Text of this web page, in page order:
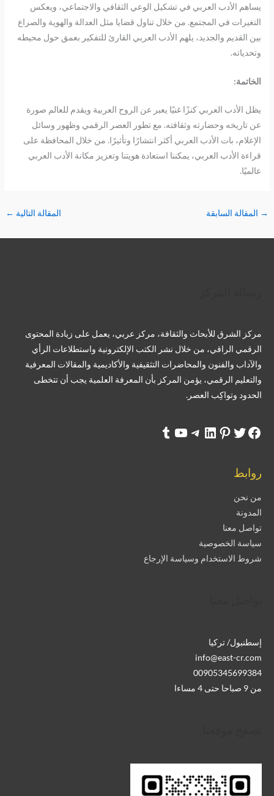
يساهم الأدب العربي في تشكيل الوعي الثقافي والاجتماعي، ويعكس
التغيرات في المجتمع. من خلال تناول قضايا مثل العدالة والهوية والصراع
بين القديم والجديد، يلهم الأدب العربي القارئ للتفكير بعمق حول محيطه
وتحدياته.
الخاتمة:
يظل الأدب العربي كنزًا غنيًا يعبر عن الروح العربية ويقدم للعالم صورة
عن تاريخه وحضارته وثقافته. مع تطور العصر الرقمي وظهور وسائل
الإعلام، بات الأدب العربي أكثر انتشارًا وتأثيرًا. من خلال المحافظة على
قراءة الأدب العربي، يمكننا استعادة هويتنا وتعزيز مكانة الأدب العربي
عالميًا.
→ المقالة السابقة المقالة التالية ←
مركز الشرق للأبحاث والثقافة، مركز عربي، يعمل على زيادة المحتوى
الرقمي الراقي، من خلال نشر الكتب الإلكترونية واستطلاعات الرأي
والآداب والفنون والمحاضرات التثقيفية والأكاديمية والمقالات المعرفية
والتعليم الرقمي، يؤمن المركز بأن المعرفة العلمية يجب أن تتخطى
الحدود وتواكِب العصر.
روابط
من نحن
المدونة
تواصل معنا
سياسة الخصوصية
شروط الاستخدام وسياسة الإرجاع
إسطنبول/ تركيا
info@east-cr.com
00905345699384
من 9 صباحا حتى 4 مساءا